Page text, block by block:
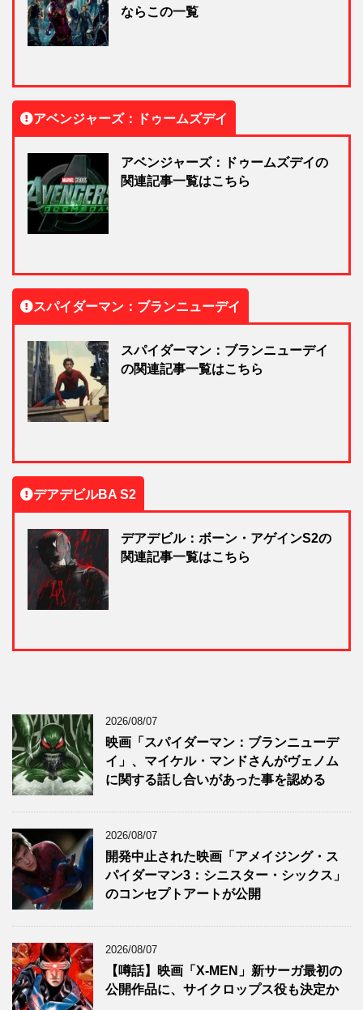
ならこの一覧
アベンジャーズ：ドゥームズデイ
アベンジャーズ：ドゥームズデイの
関連記事一覧はこちら
スパイダーマン：ブランニューデイ
スパイダーマン：ブランニューデイ
の関連記事一覧はこちら
デアデビルBA S2
デアデビル：ボーン・アゲインS2の
関連記事一覧はこちら
2026/08/07
映画「スパイダーマン：ブランニューデ
イ」、マイケル・マンドさんがヴェノム
に関する話し合いがあった事を認める
2026/08/07
開発中止された映画「アメイジング・ス
パイダーマン3：シニスター・シックス」
のコンセプトアートが公開
2026/08/07
【噂話】映画「X-MEN」新サーガ最初の
公開作品に、サイクロップス役も決定か